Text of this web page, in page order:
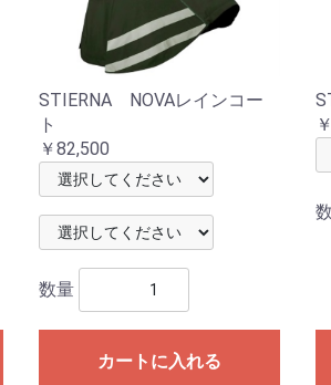
STIERNA NOVAレインコー
ト
￥82,500
数量
カートに入れる